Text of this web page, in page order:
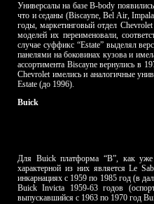
Универсалы на базе B-body
что и седаны (Biscayne, Bel Air,
годы, маркетинговый отдел
моделей их переименовали,
случае суффикс “Estate” выделял
панелями на боковинах кузова и
ассортимента Biscayne вернулись в
Chevrolet имелись и аналогичные
Estate (до 1996).
Buick
Для Buick платформа “B”, как уже
характерной из них является Le
инкарнациях с 1959 по 1985 год (в
Buick Invicta 1959-63 годов
выпускавшийся с 1963 по 1970 год